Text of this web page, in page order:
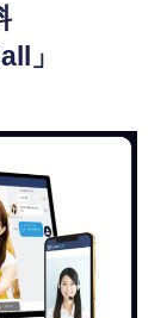
」